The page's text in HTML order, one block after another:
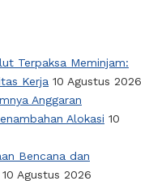
Terpaksa Meminjam:
Kerja 10 Agustus 2026
Anggaran
Alokasi 10
Bencana dan
10 Agustus 2026